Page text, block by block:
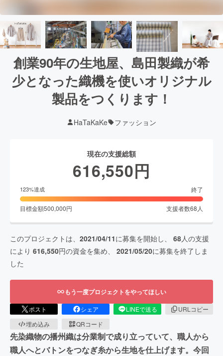
創業90年の生地屋、島田製織が希
少となった織機を使いオリジナル
製品をつくります！
HaTaKaKe ファッション
現在の支援総額
616,550円
123%達成 終了
目標金額500,000円 支援者数68 人
このプロジェクトは、 2021/04/11に募集を開始し、 68人の支援
により 616,550円の資金を集め、 2021/05/20に募集を終了しま
した
もう一度プロジェクトをやってほしい
ポスト シェア LINEで送る
URLコピー
埋め込み
QRコード
先染織物の播州織は分業制で成り立っていて、職人から
職人へとバトンをつなぎ糸から生地を仕上げます。今回